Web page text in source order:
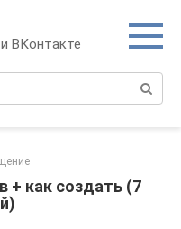
ВКонтакте
+ как создать (7